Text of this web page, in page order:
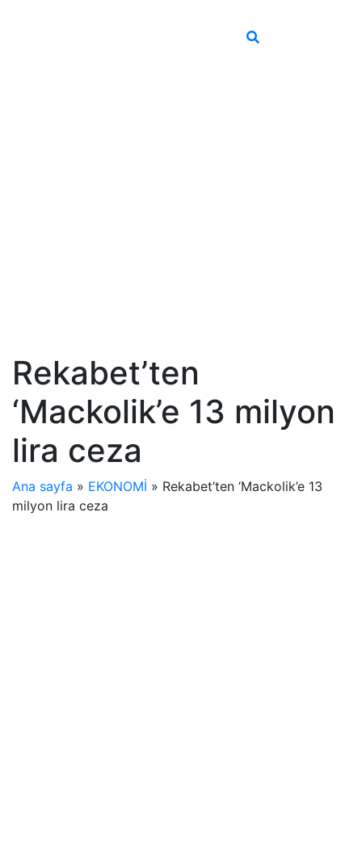
Rekabet’ten
‘Mackolik’e 13 milyon
lira ceza
Ana sayfa » EKONOMİ » Rekabet’ten ‘Mackolik’e 13
milyon lira ceza